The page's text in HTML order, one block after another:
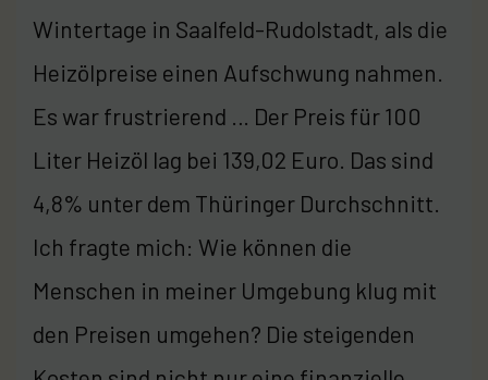
Wintertage in Saalfeld-Rudolstadt, als die
Heizölpreise einen Aufschwung nahmen.
Es war frustrierend … Der Preis für 100
Liter Heizöl lag bei 139,02 Euro. Das sind
4,8% unter dem Thüringer Durchschnitt.
Ich fragte mich: Wie können die
Menschen in meiner Umgebung klug mit
den Preisen umgehen? Die steigenden